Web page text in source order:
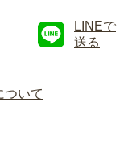
LINEで
送る
ついて